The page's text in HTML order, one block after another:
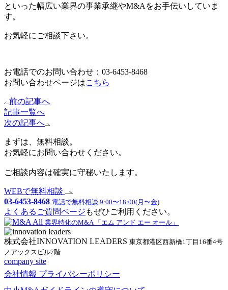
といった幅広い業界の事業承継やM&Aをお手伝いしていま
す。
お気軽にご相談下さい。
お電話でのお問い合わせ：03-6453-8468
お問い合わせページはこちら
前の記事へ
記事一覧へ
次の記事へ
まずは、無料相談。
お気軽にお問い合わせください。
ご相談内容は確実に守秘いたします。
WEBで無料相談
03-6453-8468 電話で無料相談 9:00〜18:00(月〜金)
よくあるご質問ページ もぜひご利用ください。
業界特化のM&A 「エム アンド エー オール」
株式会社INNOVATION LEADERS 東京都港区西新橋1丁目16番4号
ノアックスビル7階
company site
会社情報 プライバシーポリシー